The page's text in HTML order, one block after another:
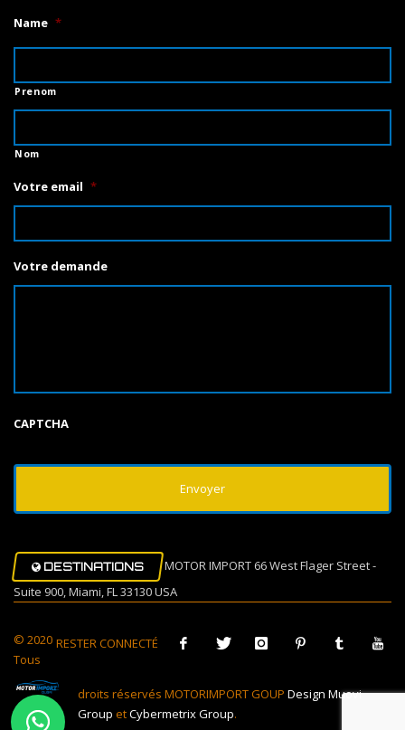
Name *
Prenom
Nom
Votre email *
Votre demande
CAPTCHA
DESTINATIONS
MOTOR IMPORT 66 West Flager Street -
Suite 900, Miami, FL 33130 USA
RESTER CONNECTÉ
© 2020
Tous
droits réservés MOTORIMPORT GOUP Design Muovi
Group etCybermetrix Group.